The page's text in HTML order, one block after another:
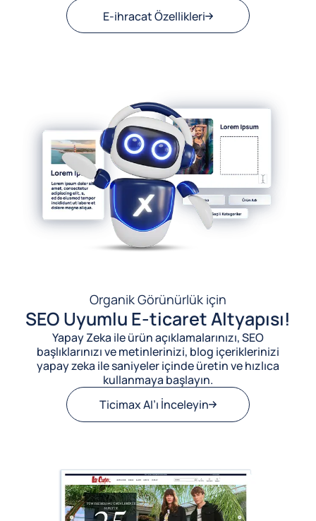
E-ihracat Özellikleri
Organik Görünürlük için
SEO Uyumlu E-ticaret Altyapısı!
Yapay Zeka ile ürün açıklamalarınızı, SEO
başlıklarınızı ve metinlerinizi, blog içeriklerinizi
yapay zeka ile saniyeler içinde üretin ve hızlıca
kullanmaya başlayın.
Ticimax AI’ı İnceleyin